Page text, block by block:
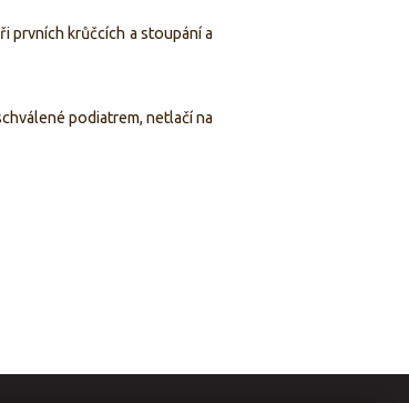
prvních krůčcích a stoupání a
podiatrem, netlačí na